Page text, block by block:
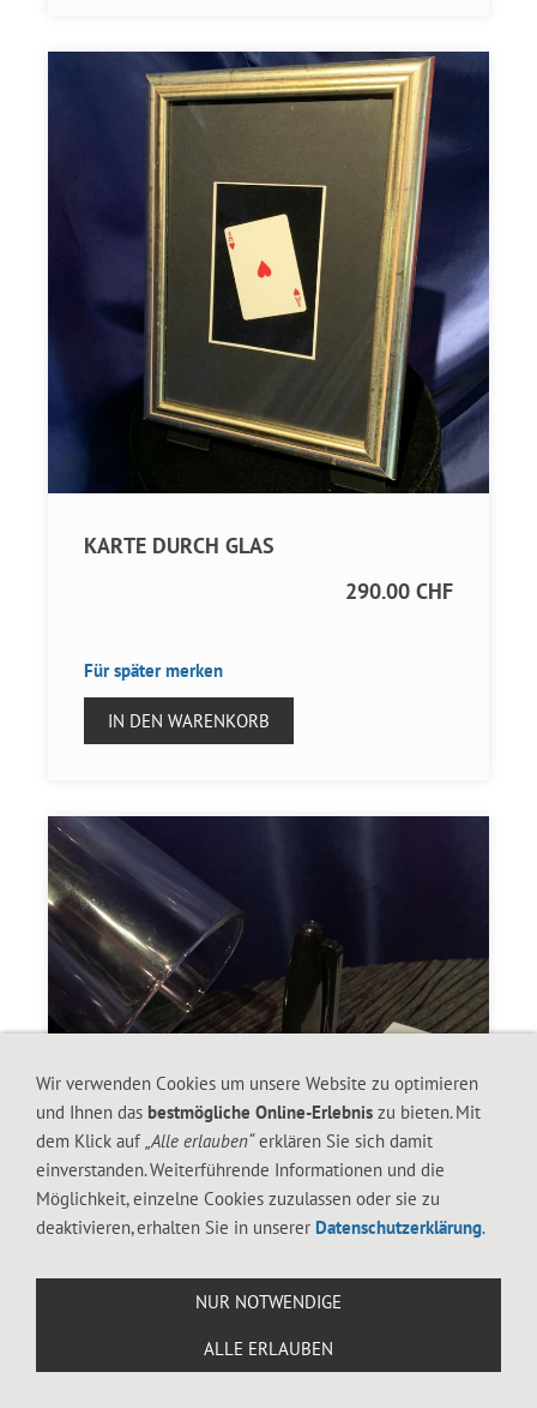
KARTE DURCH GLAS
290.00 CHF
Für später merken
IN DEN WARENKORB
TELEKINESE SHARPIE
Wir verwenden Cookies um unsere Website zu optimieren
und Ihnen das bestmögliche Online-Erlebnis zu bieten. Mit
dem Klick auf „Alle erlauben“erklären Sie sich damit
einverstanden. Weiterführende Informationen und die
Möglichkeit, einzelne Cookies zuzulassen oder sie zu
deaktivieren, erhalten Sie in unserer Datenschutzerklärung.
NUR NOTWENDIGE
ALLE ERLAUBEN